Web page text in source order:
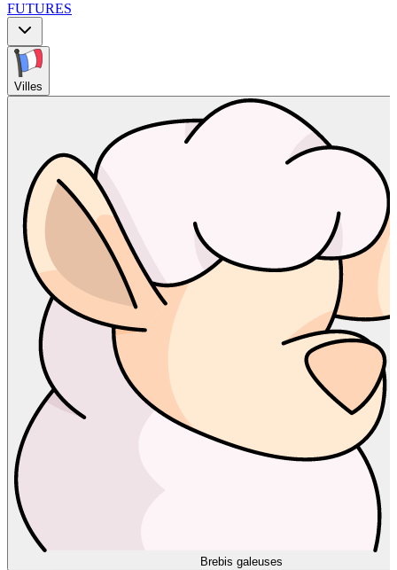
FUTURES
Villes
Brebis galeuses